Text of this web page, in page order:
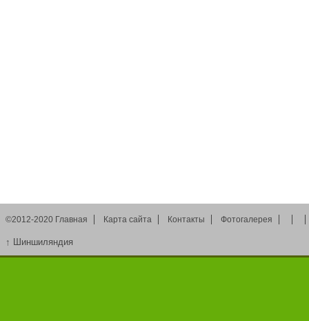
©2012-2020 Главная Карта сайта Контакты Фотогалерея
↑ Шиншиляндия